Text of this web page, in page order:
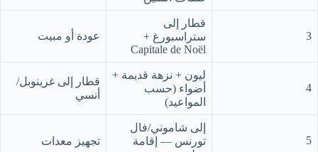
3
قطار إلى
ستراسبورغ +
Capitale de Noël
عودة أو مبيت
4
ليون + نزهة قديمة +
أضواء (حسب
المواعيد)
قطار إلى غرينوبل/
أنسي
5
إلى شاموني/فال
تورنس — إقامة
تجهيز معدات